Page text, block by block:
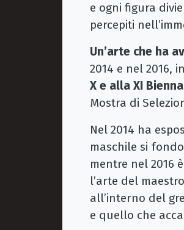
e ogni figura
percepiti
Un’arte che ha
2014 e nel 2016,
X e alla XI
Mostra di
Nel 2014 ha
maschile si
mentre nel 2016
l’arte del
all’interno del
e quello che